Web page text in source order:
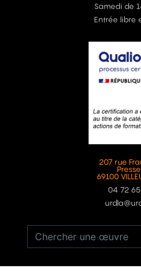
Samedi de
Entrée libre
207 rue
69100
04 72